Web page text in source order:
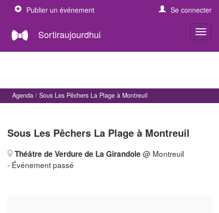
Publier un événement Se connecter
Sortiraujourdhui
Agenda Sous Les Pêchers La Plage à Montreuil
Sous Les Pêchers La Plage à Montreuil
Théâtre de Verdure de La Girandole @ Montreuil
- Événement passé